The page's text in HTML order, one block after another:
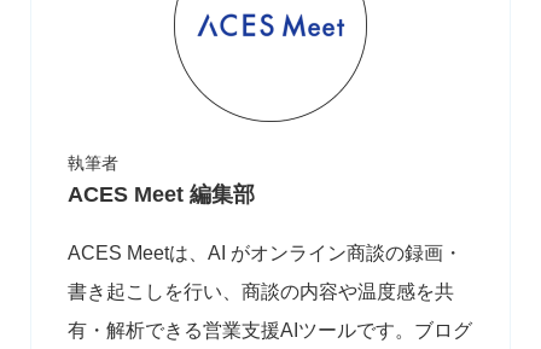
執筆者
ACES Meet 編集部
ACES Meetは、AI がオンライン商談の録画・
書き起こしを行い、商談の内容や温度感を共
有・解析できる営業支援AIツールです。ブログ